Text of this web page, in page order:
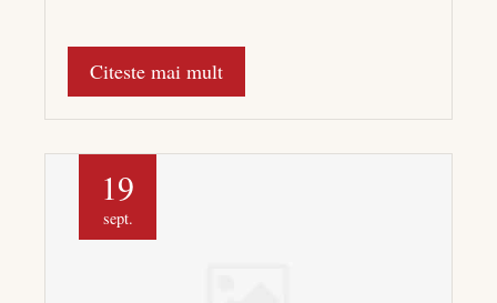
Citeste mai mult
19
sept.